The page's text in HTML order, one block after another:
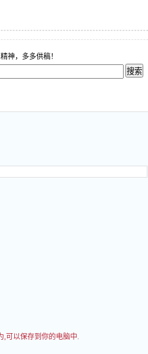
神，多多供稿！
,可以保存到你的电脑中.